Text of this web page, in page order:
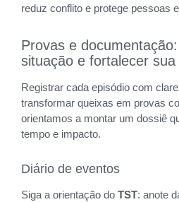
reduz conflito e protege pessoas
Provas e
situação e fortalecer sua
Registrar cada episódio com
transformar queixas em provas
orientamos a montar um dossiê
tempo e impacto.
Diário de eventos
Siga a orientação do TST: anote